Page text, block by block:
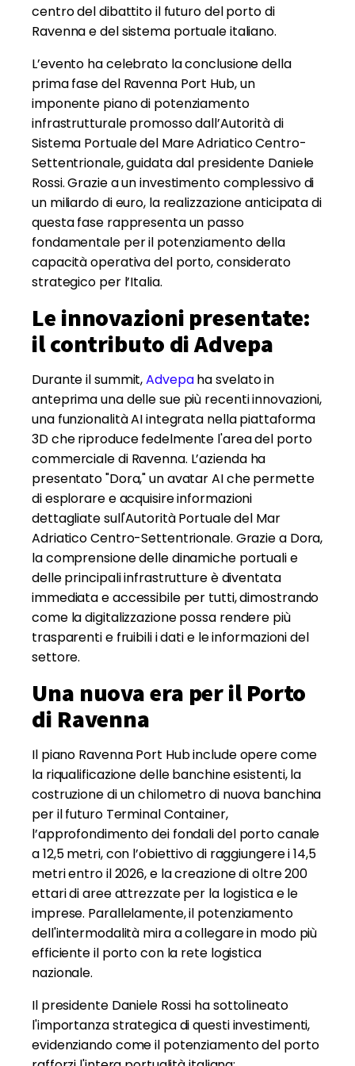
centro del dibattito il futuro del porto di
Ravenna e del sistema portuale italiano.
L’evento ha celebrato la conclusione della
prima fase del Ravenna Port Hub, un
imponente piano di potenziamento
infrastrutturale promosso dall’Autorità di
Sistema Portuale del Mare Adriatico Centro-
Settentrionale, guidata dal presidente Daniele
Rossi. Grazie a un investimento complessivo di
un miliardo di euro, la realizzazione anticipata di
questa fase rappresenta un passo
fondamentale per il potenziamento della
capacità operativa del porto, considerato
strategico per l’Italia.
Le innovazioni presentate:
il contributo di Advepa
Durante il summit,Advepaha svelato in
anteprima una delle sue più recenti innovazioni,
una funzionalità AI integrata nella piattaforma
3D che riproduce fedelmente l'area del porto
commerciale di Ravenna. L’azienda ha
presentato "Dora," un avatar AI che permette
di esplorare e acquisire informazioni
dettagliate sull'Autorità Portuale del Mar
Adriatico Centro-Settentrionale. Grazie a Dora,
la comprensione delle dinamiche portuali e
delle principali infrastrutture è diventata
immediata e accessibile per tutti, dimostrando
come la digitalizzazione possa rendere più
trasparenti e fruibili i dati e le informazioni del
settore.
Una nuova era per il Porto
di Ravenna
Il piano Ravenna Port Hub include opere come
la riqualificazione delle banchine esistenti, la
costruzione di un chilometro di nuova banchina
per il futuro Terminal Container,
l’approfondimento dei fondali del porto canale
a 12,5 metri, con l’obiettivo di raggiungere i 14,5
metri entro il 2026, e la creazione di oltre 200
ettari di aree attrezzate per la logistica e le
imprese. Parallelamente, il potenziamento
dell'intermodalità mira a collegare in modo più
efficiente il porto con la rete logistica
nazionale.
Il presidente Daniele Rossi ha sottolineato
l'importanza strategica di questi investimenti,
evidenziando come il potenziamento del porto